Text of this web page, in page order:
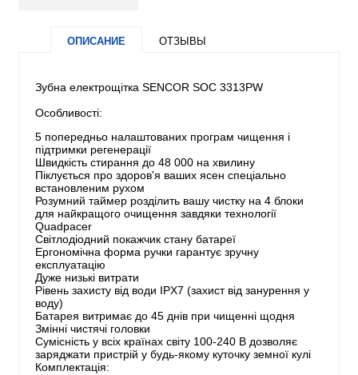
ОПИСАНИЕ ОТЗЫВЫ
Зубна електрощітка SENCOR SOC 3313PW
Особливості:
5 попередньо налаштованих програм чищення і
підтримки регенерації
Швидкість стирання до 48 000 на хвилину
Піклується про здоров'я ваших ясен спеціально
встановленим рухом
Розумний таймер розділить вашу чистку на 4 блоки
для найкращого очищення завдяки технології
Quadpacer
Світлодіодний покажчик стану батареї
Ергономічна форма ручки гарантує зручну
експлуатацію
Дуже низькі витрати
Рівень захисту від води IPX7 (захист від занурення у
воду)
Батарея витримає до 45 днів при чищенні щодня
Змінні чистячі головки
Сумісність у всіх країнах світу 100-240 В дозволяє
заряджати пристрій у будь-якому куточку земної кулі
Комплектація: